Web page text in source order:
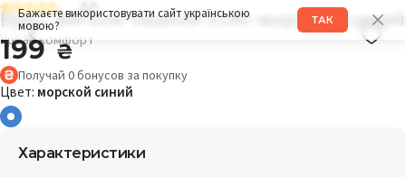
Бажаєте використовувати сайт українською
мовою?
ТАК
4.9
Бра с мягкой чашкой 014U морской синий
Урбан комфорт
199₴
Получай 0бонусов за покупку
Цвет: морской синий
Характеристики